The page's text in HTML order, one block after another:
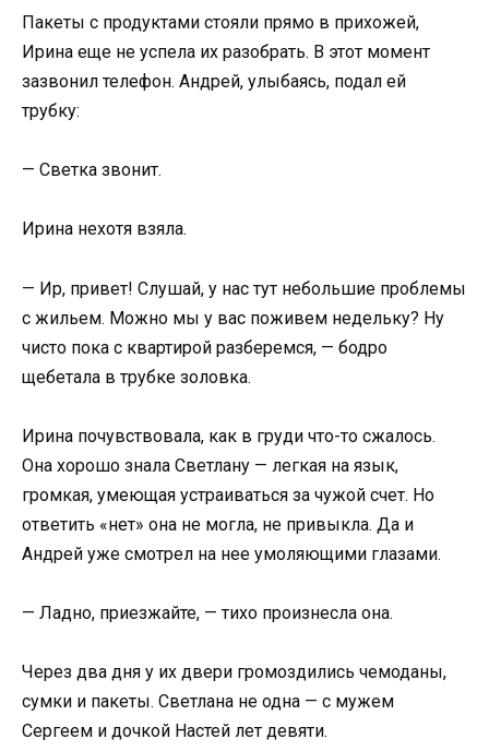
Пакеты с продуктами стояли прямо в прихожей,
Ирина еще не успела их разобрать. В этот момент
зазвонил телефон. Андрей, улыбаясь, подал ей
трубку:
— Светка звонит.
Ирина нехотя взяла.
— Ир, привет! Слушай, у нас тут небольшие проблемы
с жильем. Можно мы у вас поживем недельку? Ну
чисто пока с квартирой разберемся, — бодро
щебетала в трубке золовка.
Ирина почувствовала, как в груди что-то сжалось.
Она хорошо знала Светлану — легкая на язык,
громкая, умеющая устраиваться за чужой счет. Но
ответить «нет» она не могла, не привыкла. Да и
Андрей уже смотрел на нее умоляющими глазами.
— Ладно, приезжайте, — тихо произнесла она.
Через два дня у их двери громоздились чемоданы,
сумки и пакеты. Светлана не одна — с мужем
Сергеем и дочкой Настей лет девяти.